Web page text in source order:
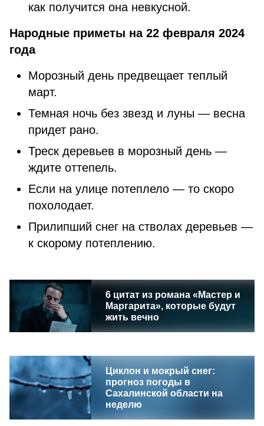
как получится она невкусной.
Народные приметы на 22 февраля 2024
года
Морозный день предвещает теплый
март.
Темная ночь без звезд и луны — весна
придет рано.
Треск деревьев в морозный день —
ждите оттепель.
Если на улице потеплело — то скоро
похолодает.
Прилипший снег на стволах деревьев —
к скорому потеплению.
6 цитат из романа «Мастер и
Маргарита», которые будут
жить вечно
Циклон и мокрый снег:
прогноз погоды в
Сахалинской области на
неделю